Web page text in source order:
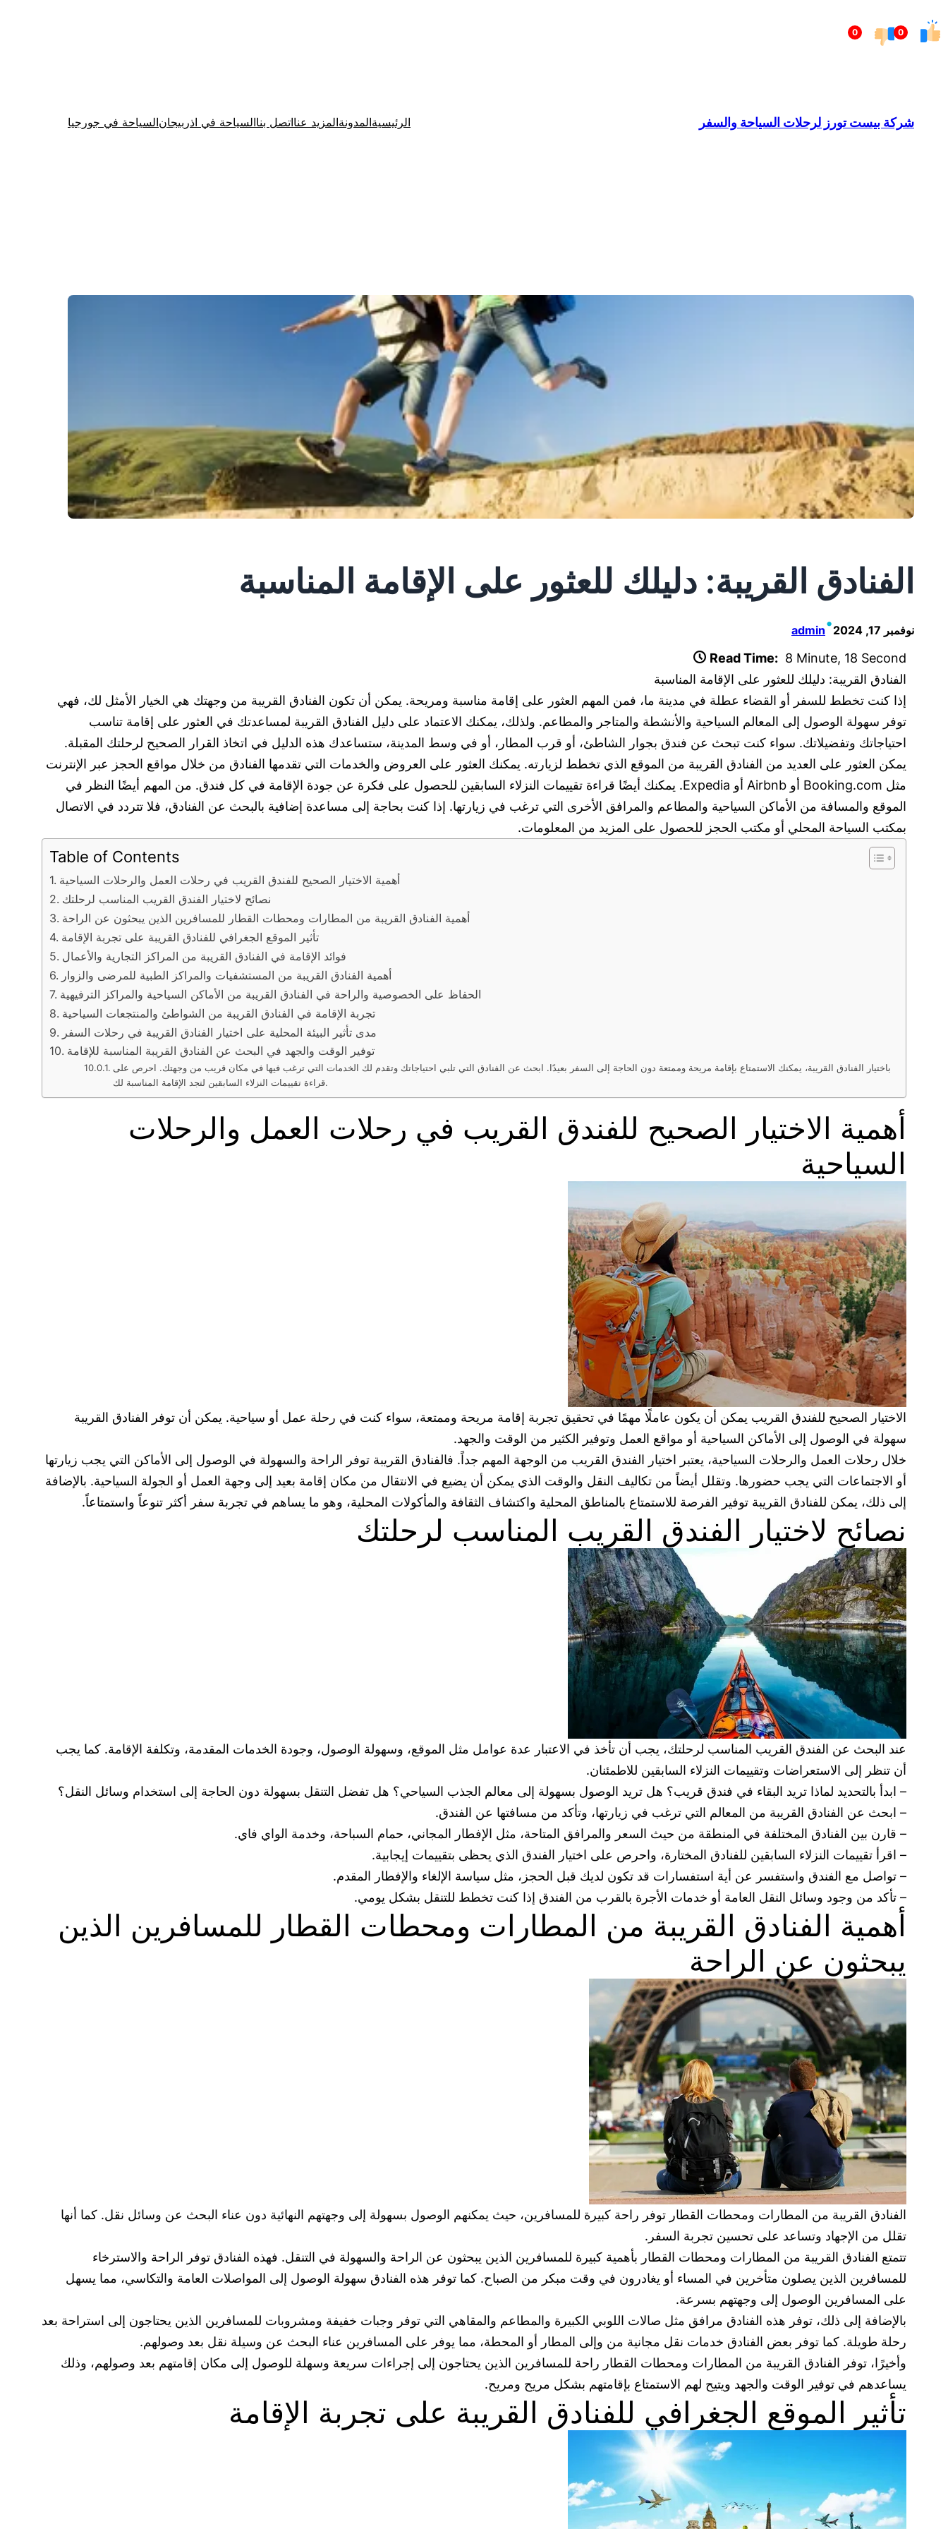
0
0إلى
شركة بيست تورز لرحلات السياحة والسفر الرئيسيةالمدونةالمزيد عنااتصل بناالسياحة في اذربيجانالسياحة في جورجيا
الفنادق القريبة: دليلك للعثور على الإقامة المناسبة
نوفمبر 17, 2024 •
admin
Read Time: 8 Minute, 18 Second
الفنادق القريبة: دليلك للعثور على الإقامة المناسبة
إذا كنت تخطط للسفر أو القضاء عطلة في مدينة ما، فمن المهم العثور على إقامة مناسبة ومريحة. يمكن أن تكون الفنادق القريبة من وجهتك هي الخيار الأمثل لك، فهي
توفر سهولة الوصول إلى المعالم السياحية والأنشطة والمتاجر والمطاعم. ولذلك، يمكنك الاعتماد على دليل الفنادق القريبة لمساعدتك في العثور على إقامة تناسب
احتياجاتك وتفضيلاتك. سواء كنت تبحث عن فندق بجوار الشاطئ، أو قرب المطار، أو في وسط المدينة، ستساعدك هذه الدليل في اتخاذ القرار الصحيح لرحلتك المقبلة.
يمكن العثور على العديد من الفنادق القريبة من الموقع الذي تخطط لزيارته. يمكنك العثور على العروض والخدمات التي تقدمها الفنادق من خلال مواقع الحجز عبر الإنترنت
مثل Booking.com أو Airbnb أو Expedia. يمكنك أيضًا قراءة تقييمات النزلاء السابقين للحصول على فكرة عن جودة الإقامة في كل فندق. من المهم أيضًا النظر في
الموقع والمسافة من الأماكن السياحية والمطاعم والمرافق الأخرى التي ترغب في زيارتها. إذا كنت بحاجة إلى مساعدة إضافية بالبحث عن الفنادق، فلا تتردد في الاتصال
بمكتب السياحة المحلي أو مكتب الحجز للحصول على المزيد من المعلومات.
Table of Contents
أهمية الاختيار الصحيح للفندق القريب في رحلات العمل والرحلات السياحية
نصائح لاختيار الفندق القريب المناسب لرحلتك
أهمية الفنادق القريبة من المطارات ومحطات القطار للمسافرين الذين يبحثون عن الراحة
تأثير الموقع الجغرافي للفنادق القريبة على تجربة الإقامة
فوائد الإقامة في الفنادق القريبة من المراكز التجارية والأعمال
أهمية الفنادق القريبة من المستشفيات والمراكز الطبية للمرضى والزوار
الحفاظ على الخصوصية والراحة في الفنادق القريبة من الأماكن السياحية والمراكز الترفيهية
تجربة الإقامة في الفنادق القريبة من الشواطئ والمنتجعات السياحية
مدى تأثير البيئة المحلية على اختيار الفنادق القريبة في رحلات السفر
توفير الوقت والجهد في البحث عن الفنادق القريبة المناسبة للإقامة
باختيار الفنادق القريبة، يمكنك الاستمتاع بإقامة مريحة وممتعة دون الحاجة إلى السفر بعيدًا. ابحث عن الفنادق التي تلبي احتياجاتك وتقدم لك الخدمات التي ترغب فيها في مكان قريب من وجهتك. احرص على
قراءة تقييمات النزلاء السابقين لتجد الإقامة المناسبة لك.
أهمية الاختيار الصحيح للفندق القريب في رحلات العمل والرحلات
السياحية
الاختيار الصحيح للفندق القريب يمكن أن يكون عاملًا مهمًا في تحقيق تجربة إقامة مريحة وممتعة، سواء كنت في رحلة عمل أو سياحية. يمكن أن توفر الفنادق القريبة
سهولة في الوصول إلى الأماكن السياحية أو مواقع العمل وتوفير الكثير من الوقت والجهد.
خلال رحلات العمل والرحلات السياحية، يعتبر اختيار الفندق القريب من الوجهة المهم جداً. فالفنادق القريبة توفر الراحة والسهولة في الوصول إلى الأماكن التي يجب زيارتها
أو الاجتماعات التي يجب حضورها. وتقلل أيضاً من تكاليف النقل والوقت الذي يمكن أن يضيع في الانتقال من مكان إقامة بعيد إلى وجهة العمل أو الجولة السياحية. بالإضافة
إلى ذلك، يمكن للفنادق القريبة توفير الفرصة للاستمتاع بالمناطق المحلية واكتشاف الثقافة والمأكولات المحلية، وهو ما يساهم في تجربة سفر أكثر تنوعاً واستمتاعاً.
نصائح لاختيار الفندق القريب المناسب لرحلتك
عند البحث عن الفندق القريب المناسب لرحلتك، يجب أن تأخذ في الاعتبار عدة عوامل مثل الموقع، وسهولة الوصول، وجودة الخدمات المقدمة، وتكلفة الإقامة. كما يجب
أن تنظر إلى الاستعراضات وتقييمات النزلاء السابقين للاطمئنان.
– ابدأ بالتحديد لماذا تريد البقاء في فندق قريب؟ هل تريد الوصول بسهولة إلى معالم الجذب السياحي؟ هل تفضل التنقل بسهولة دون الحاجة إلى استخدام وسائل النقل؟
– ابحث عن الفنادق القريبة من المعالم التي ترغب في زيارتها، وتأكد من مسافتها عن الفندق.
– قارن بين الفنادق المختلفة في المنطقة من حيث السعر والمرافق المتاحة، مثل الإفطار المجاني، حمام السباحة، وخدمة الواي فاي.
– اقرأ تقييمات النزلاء السابقين للفنادق المختارة، واحرص على اختيار الفندق الذي يحظى بتقييمات إيجابية.
– تواصل مع الفندق واستفسر عن أية استفسارات قد تكون لديك قبل الحجز، مثل سياسة الإلغاء والإفطار المقدم.
– تأكد من وجود وسائل النقل العامة أو خدمات الأجرة بالقرب من الفندق إذا كنت تخطط للتنقل بشكل يومي.
أهمية الفنادق القريبة من المطارات ومحطات القطار للمسافرين الذين
يبحثون عن الراحة
الفنادق القريبة من المطارات ومحطات القطار توفر راحة كبيرة للمسافرين، حيث يمكنهم الوصول بسهولة إلى وجهتهم النهائية دون عناء البحث عن وسائل نقل. كما أنها
تقلل من الإجهاد وتساعد على تحسين تجربة السفر.
تتمتع الفنادق القريبة من المطارات ومحطات القطار بأهمية كبيرة للمسافرين الذين يبحثون عن الراحة والسهولة في التنقل. فهذه الفنادق توفر الراحة والاسترخاء
للمسافرين الذين يصلون متأخرين في المساء أو يغادرون في وقت مبكر من الصباح. كما توفر هذه الفنادق سهولة الوصول إلى المواصلات العامة والتكاسي، مما يسهل
على المسافرين الوصول إلى وجهتهم بسرعة.
بالإضافة إلى ذلك، توفر هذه الفنادق مرافق مثل صالات اللوبي الكبيرة والمطاعم والمقاهي التي توفر وجبات خفيفة ومشروبات للمسافرين الذين يحتاجون إلى استراحة بعد
رحلة طويلة. كما توفر بعض الفنادق خدمات نقل مجانية من وإلى المطار أو المحطة، مما يوفر على المسافرين عناء البحث عن وسيلة نقل بعد وصولهم.
وأخيرًا، توفر الفنادق القريبة من المطارات ومحطات القطار راحة للمسافرين الذين يحتاجون إلى إجراءات سريعة وسهلة للوصول إلى مكان إقامتهم بعد وصولهم، وذلك
يساعدهم في توفير الوقت والجهد ويتيح لهم الاستمتاع بإقامتهم بشكل مريح ومريح.
تأثير الموقع الجغرافي للفنادق القريبة على تجربة الإقامة